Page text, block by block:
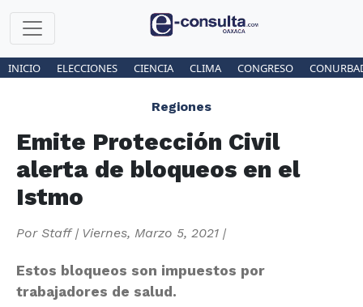
INICIO ELECCIONES CIENCIA CLIMA CONGRESO
Regiones
Emite Protección Civil
alerta de bloqueos en el
Istmo
Por Staff| Viernes, Marzo 5, 2021 |
Estos bloqueos son impuestos por
trabajadores de salud.